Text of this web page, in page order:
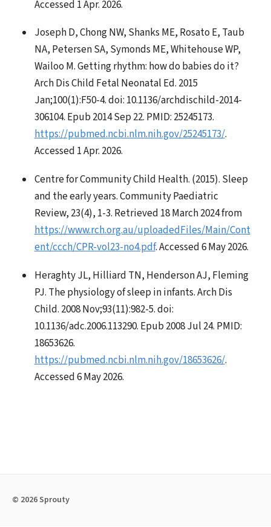
Accessed 1 Apr. 2026.
Joseph D, Chong NW, Shanks ME, Rosato E, Taub
NA, Petersen SA, Symonds ME, Whitehouse WP,
Wailoo M. Getting rhythm: how do babies do it?
Arch Dis Child Fetal Neonatal Ed. 2015
Jan;100(1):F50-4. doi: 10.1136/archdischild-2014-
306104. Epub 2014 Sep 22. PMID: 25245173.
https://pubmed.ncbi.nlm.nih.gov/25245173/.
Accessed 1 Apr. 2026.
Centre for Community Child Health. (2015). Sleep
and the early years. Community Paediatric
Review, 23(4), 1-3. Retrieved 18 March 2024 from
https://www.rch.org.au/uploadedFiles/Main/Cont
ent/ccch/CPR-vol23-no4.pdf. Accessed 6 May 2026.
Heraghty JL, Hilliard TN, Henderson AJ, Fleming
PJ. The physiology of sleep in infants. Arch Dis
Child. 2008 Nov;93(11):982-5. doi:
10.1136/adc.2006.113290. Epub 2008 Jul 24. PMID:
18653626.
https://pubmed.ncbi.nlm.nih.gov/18653626/.
Accessed 6 May 2026.
© 2026 Sprouty